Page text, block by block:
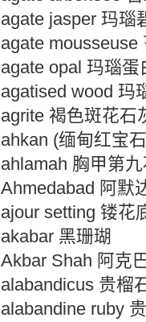
agate jasper 玛瑙
agate mousseuse
agate opal 玛瑙蛋
agatised wood 玛
agrite 褐色斑花石
ahkan (缅甸红宝
ahlamah 胸甲第
Ahmedabad 阿默
ajour setting 镂花
akabar 黑珊瑚
Akbar Shah 阿克
alabandicus 贵榴
alabandine ruby